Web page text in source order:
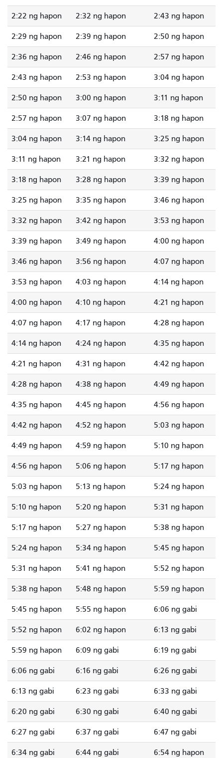
2:22 ng hapon 2:32 ng hapon 2:43 ng hapon
2:29 ng hapon 2:39 ng hapon 2:50 ng hapon
2:36 ng hapon 2:46 ng hapon 2:57 ng hapon
2:43 ng hapon 2:53 ng hapon 3:04 ng hapon
2:50 ng hapon 3:00 ng hapon 3:11 ng hapon
2:57 ng hapon 3:07 ng hapon 3:18 ng hapon
3:04 ng hapon 3:14 ng hapon 3:25 ng hapon
3:11 ng hapon 3:21 ng hapon 3:32 ng hapon
3:18 ng hapon 3:28 ng hapon 3:39 ng hapon
3:25 ng hapon 3:35 ng hapon 3:46 ng hapon
3:32 ng hapon 3:42 ng hapon 3:53 ng hapon
3:39 ng hapon 3:49 ng hapon 4:00 ng hapon
3:46 ng hapon 3:56 ng hapon 4:07 ng hapon
3:53 ng hapon 4:03 ng hapon 4:14 ng hapon
4:00 ng hapon 4:10 ng hapon 4:21 ng hapon
4:07 ng hapon 4:17 ng hapon 4:28 ng hapon
4:14 ng hapon 4:24 ng hapon 4:35 ng hapon
4:21 ng hapon 4:31 ng hapon 4:42 ng hapon
4:28 ng hapon 4:38 ng hapon 4:49 ng hapon
4:35 ng hapon 4:45 ng hapon 4:56 ng hapon
4:42 ng hapon 4:52 ng hapon 5:03 ng hapon
4:49 ng hapon 4:59 ng hapon 5:10 ng hapon
4:56 ng hapon 5:06 ng hapon 5:17 ng hapon
5:03 ng hapon 5:13 ng hapon 5:24 ng hapon
5:10 ng hapon 5:20 ng hapon 5:31 ng hapon
5:17 ng hapon 5:27 ng hapon 5:38 ng hapon
5:24 ng hapon 5:34 ng hapon 5:45 ng hapon
5:31 ng hapon 5:41 ng hapon 5:52 ng hapon
5:38 ng hapon 5:48 ng hapon 5:59 ng hapon
5:45 ng hapon 5:55 ng hapon 6:06 ng gabi
5:52 ng hapon 6:02 ng hapon 6:13 ng gabi
5:59 ng hapon 6:09 ng gabi 6:19 ng gabi
6:06 ng gabi 6:16 ng gabi 6:26 ng gabi
6:13 ng gabi 6:23 ng gabi 6:33 ng gabi
6:20 ng gabi 6:30 ng gabi 6:40 ng gabi
6:27 ng gabi 6:37 ng gabi 6:47 ng gabi
6:34 ng gabi 6:44 ng gabi 6:54 ng hapon